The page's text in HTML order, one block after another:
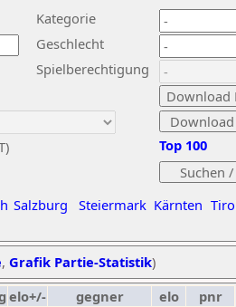
Kategorie
Geschlecht
Spielberechtigung
Salzburg Steiermark Kärnten
Top 100
, Grafik Partie-Statistik)
elo+/- gegner elo
pnr